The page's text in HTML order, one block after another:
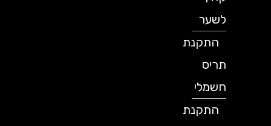
לשער
התקנת
תריס
חשמלי
התקנת